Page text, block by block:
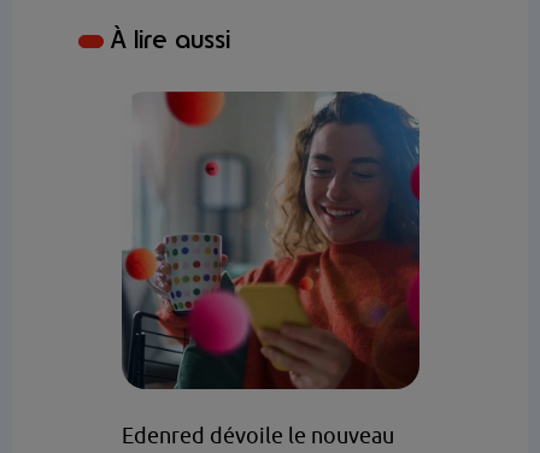
À lire aussi
Edenred dévoile le nouveau